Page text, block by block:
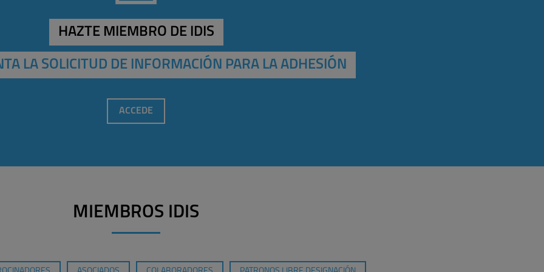
HAZTE MIEMBRO DE IDIS
LA SOLICITUD DE INFORMACIÓN PARA LA ADHESIÓN
ACCEDE
MIEMBROS IDIS